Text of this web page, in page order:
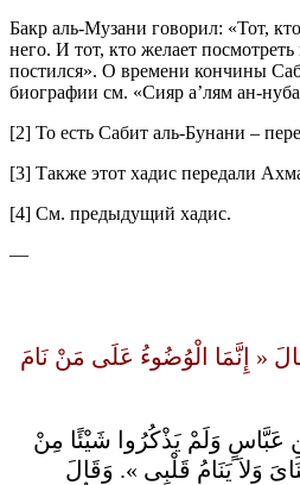
Бакр аль-Музани говорил: «Тот,
него. И тот, кто желает
постился». О времени кончины
биографии см. «Сияр а’лям ан-
[2] То есть Сабит аль-Бунани –
[3] Также этот хадис передали
[4] См. предыдущий хадис.
—
« إِنَّمَا الْوُضُوءُ عَلَى مَنْ نَامَ
عَبَّاسٍ وَلَمْ يَذْكُرُوا شَيْئًا مِنْ
وَلاَ يَنَامُ قَلْبِى ». وَقَالَ